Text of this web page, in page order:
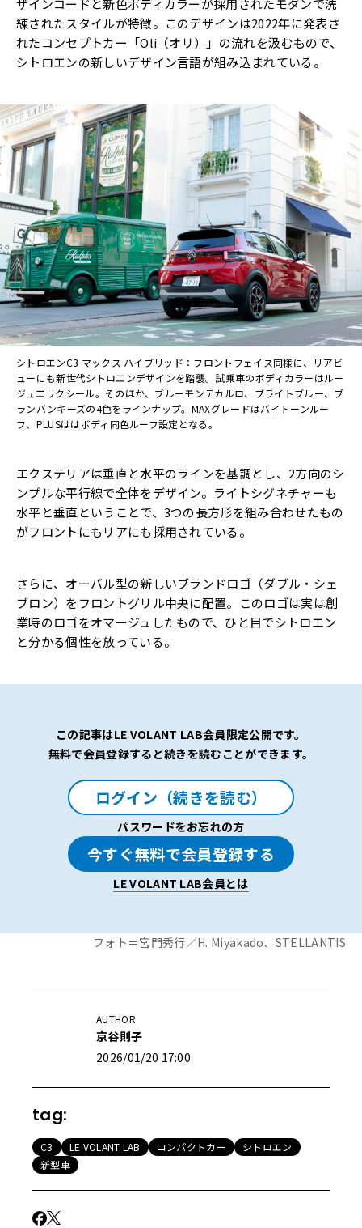
ザインコードと新色ボディカラーが採用されたモダンで洗
練されたスタイルが特徴。このデザインは2022年に発表さ
れたコンセプトカー「Oli（オリ）」の流れを汲むもので、
シトロエンの新しいデザイン言語が組み込まれている。
シトロエンC3 マックス ハイブリッド：フロントフェイス同様に、リアビ
ューにも新世代シトロエンデザインを踏襲。試乗車のボディカラーはルー
ジュエリクシール。そのほか、ブルーモンテカルロ、ブライトブルー、ブ
ランバンキーズの4色をラインナップ。MAXグレードはバイトーンルー
フ、PLUSははボディ同色ルーフ設定となる。
エクステリアは垂直と水平のラインを基調とし、2方向のシ
ンプルな平行線で全体をデザイン。ライトシグネチャーも
水平と垂直ということで、3つの長方形を組み合わせたもの
がフロントにもリアにも採用されている。
さらに、オーバル型の新しいブランドロゴ（ダブル・シェ
ブロン）をフロントグリル中央に配置。このロゴは実は創
業時のロゴをオマージュしたもので、ひと目でシトロエン
と分かる個性を放っている。
この記事はLE VOLANT LAB会員限定公開です。
無料で会員登録すると続きを読むことができます。
ログイン（続きを読む）
パスワードをお忘れの方
今すぐ無料で会員登録する
LE VOLANT LAB会員とは
フォト＝宮門秀行／H. Miyakado、STELLANTIS
AUTHOR
京谷則子
2026/01/20 17:00
tag:
C3 LE VOLANT LAB コンパクトカー
シトロエン
新型車